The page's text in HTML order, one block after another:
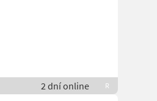
2 dní online R